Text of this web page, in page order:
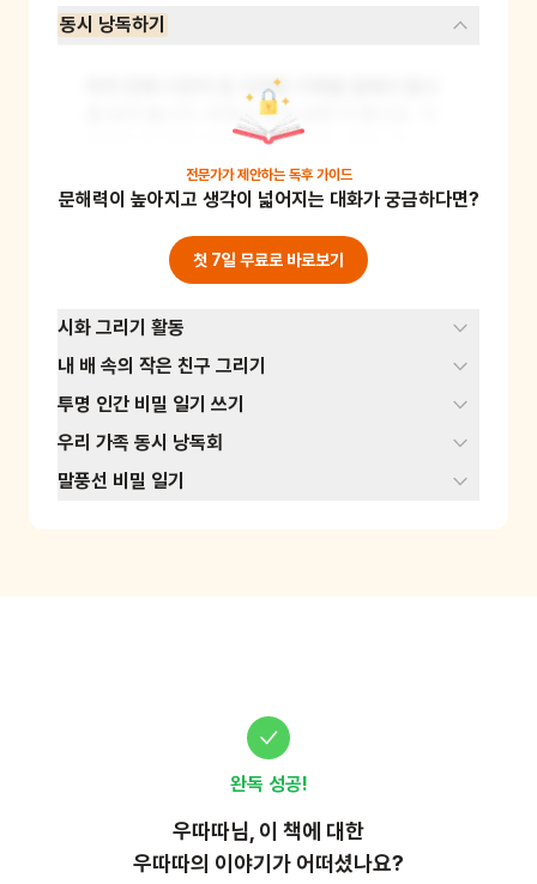
동시 낭독하기
마치 진짜 시인이 된 것처럼 가족들 앞에서 동시
를 읽어 봅니다. 외워서 읽어 보면 더 좋고요. 가
족들과 한 줄씩 번갈아가며 읽어도 좋습니다.
전문가가 제안하는 독후 가이드
문해력이 높아지고 생각이 넓어지는 대화가 궁금하다면?
첫 7일 무료로 바로보기
시화 그리기 활동
내 배 속의 작은 친구 그리기
투명 인간 비밀 일기 쓰기
우리 가족 동시 낭독회
말풍선 비밀 일기
완독 성공!
우따따님, 이 책에 대한
우따따의 이야기가 어떠셨나요?